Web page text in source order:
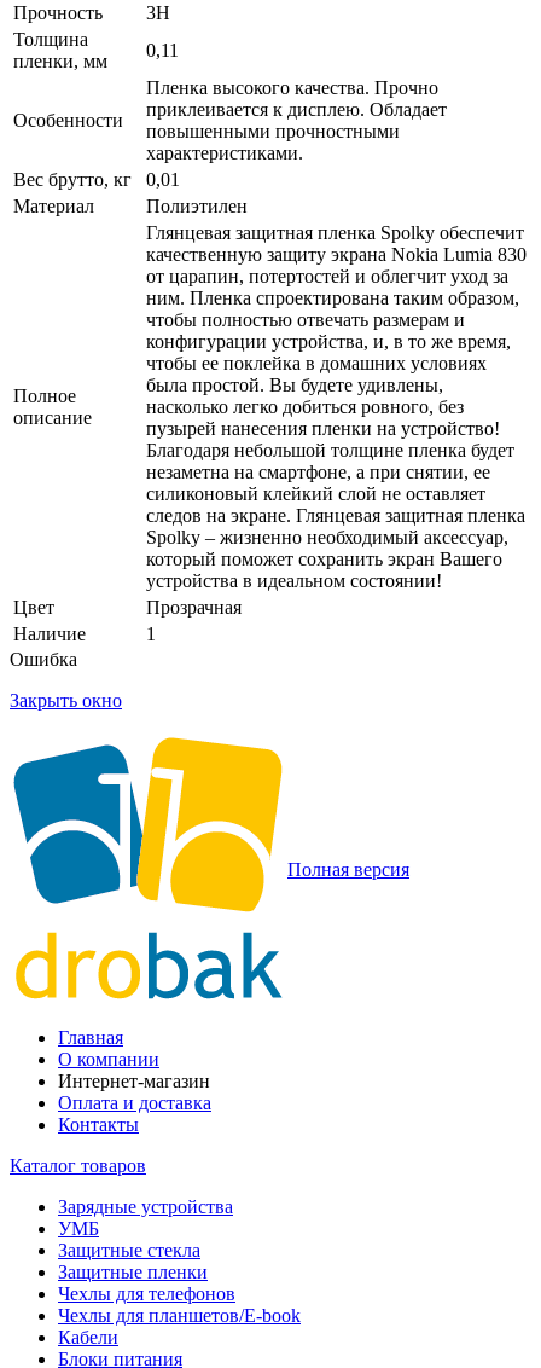
Прочность
3H
Толщина
пленки, мм
0,11
Особенности
Пленка высокого качества. Прочно
приклеивается к дисплею. Обладает
повышенными прочностными
характеристиками.
Вес брутто, кг
0,01
Материал
Полиэтилен
Полное
описание
Глянцевая защитная пленка Spolky обеспечит
качественную защиту экрана Nokia Lumia 830
от царапин, потертостей и облегчит уход за
ним. Пленка спроектирована таким образом,
чтобы полностью отвечать размерам и
конфигурации устройства, и, в то же время,
чтобы ее поклейка в домашних условиях
была простой. Вы будете удивлены,
насколько легко добиться ровного, без
пузырей нанесения пленки на устройство!
Благодаря небольшой толщине пленка будет
незаметна на смартфоне, а при снятии, ее
силиконовый клейкий слой не оставляет
следов на экране. Глянцевая защитная пленка
Spolky – жизненно необходимый аксессуар,
который поможет сохранить экран Вашего
устройства в идеальном состоянии!
Цвет
Прозрачная
Наличие
1
Ошибка
Закрыть окно
Полная версия
Главная
О компании
Интернет-магазин
Оплата и доставка
Контакты
Каталог товаров
Зарядные устройства
УМБ
Защитные стекла
Защитные пленки
Чехлы для телефонов
Чехлы для планшетов/E-book
Кабели
Блоки питания